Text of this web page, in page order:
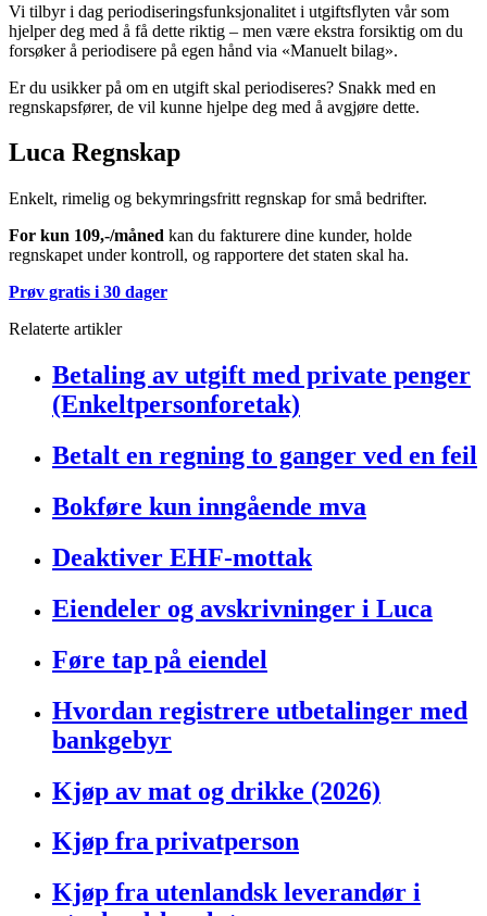
Vi tilbyr i dag periodiseringsfunksjonalitet i utgiftsflyten vår som
hjelper deg med å få dette riktig – men være ekstra forsiktig om du
forsøker å periodisere på egen hånd via «Manuelt bilag».
Er du usikker på om en utgift skal periodiseres? Snakk med en
regnskapsfører, de vil kunne hjelpe deg med å avgjøre dette.
Luca Regnskap
Enkelt, rimelig og bekymringsfritt regnskap for små bedrifter.
For kun 109,-/måned kan du fakturere dine kunder, holde
regnskapet under kontroll, og rapportere det staten skal ha.
Prøv gratis i 30 dager
Relaterte artikler
Betaling av utgift med private penger
(Enkeltpersonforetak)
Betalt en regning to ganger ved en feil
Bokføre kun inngående mva
Deaktiver EHF-mottak
Eiendeler og avskrivninger i Luca
Føre tap på eiendel
Hvordan registrere utbetalinger med
bankgebyr
Kjøp av mat og drikke (2026)
Kjøp fra privatperson
Kjøp fra utenlandsk leverandør i